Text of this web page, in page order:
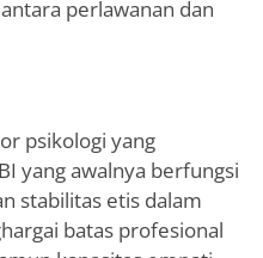
perlawanan dan
psikologi yang
yang awalnya berfungsi
stabilitas etis dalam
batas profesional